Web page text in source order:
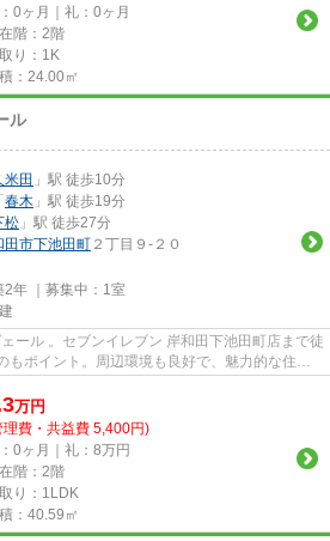
0ヶ月｜礼：0ヶ月
階：2階
り：1K
：24.00㎡
ル
米田 」駅 徒歩10分
春木 」駅 徒歩19分
松 」駅 徒歩27分
田市下池田町 ２丁目９-２０
年 ｜募集中： 1室
ール 。セブンイレブン 岸和田下池田町店まで徒
もポイント。周辺環境も良好で、魅力的な住環
万円
理費・共益費 5,400円)
0ヶ月｜礼：8万円
階：2階
り：1LDK
：40.59㎡